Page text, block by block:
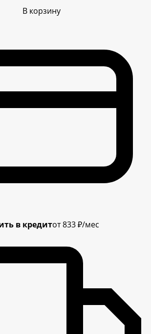
В корзину
в кредитот 833 ₽/мес